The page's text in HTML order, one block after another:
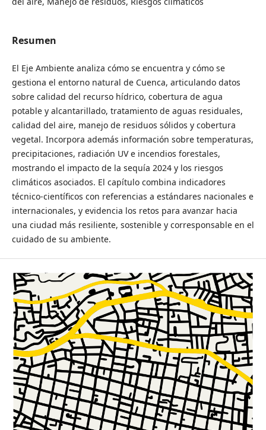
Resumen
El Eje Ambiente analiza cómo se encuentra y cómo se
gestiona el entorno natural de Cuenca, articulando datos
sobre calidad del recurso hídrico, cobertura de agua
potable y alcantarillado, tratamiento de aguas residuales,
calidad del aire, manejo de residuos sólidos y cobertura
vegetal. Incorpora además información sobre temperaturas,
precipitaciones, radiación UV e incendios forestales,
mostrando el impacto de la sequía 2024 y los riesgos
climáticos asociados. El capítulo combina indicadores
técnico-científicos con referencias a estándares nacionales e
internacionales, y evidencia los retos para avanzar hacia
una ciudad más resiliente, sostenible y corresponsable en el
cuidado de su ambiente.